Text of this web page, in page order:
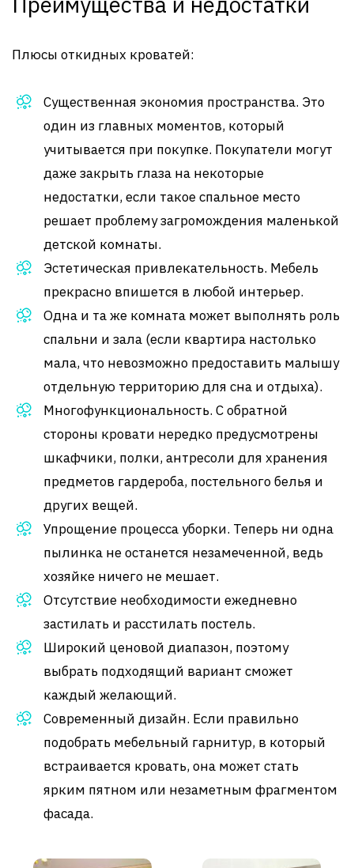
Плюсы откидных кроватей:
Существенная экономия пространства. Это
один из главных моментов, который
учитывается при покупке. Покупатели могут
даже закрыть глаза на некоторые
недостатки, если такое спальное место
решает проблему загромождения маленькой
детской комнаты.
Эстетическая привлекательность. Мебель
прекрасно впишется в любой интерьер.
Одна и та же комната может выполнять роль
спальни и зала (если квартира настолько
мала, что невозможно предоставить малышу
отдельную территорию для сна и отдыха).
Многофункциональность. С обратной
стороны кровати нередко предусмотрены
шкафчики, полки, антресоли для хранения
предметов гардероба, постельного белья и
других вещей.
Упрощение процесса уборки. Теперь ни одна
пылинка не останется незамеченной, ведь
хозяйке ничего не мешает.
Отсутствие необходимости ежедневно
застилать и расстилать постель.
Широкий ценовой диапазон, поэтому
выбрать подходящий вариант сможет
каждый желающий.
Современный дизайн. Если правильно
подобрать мебельный гарнитур, в который
встраивается кровать, она может стать
ярким пятном или незаметным фрагментом
фасада.